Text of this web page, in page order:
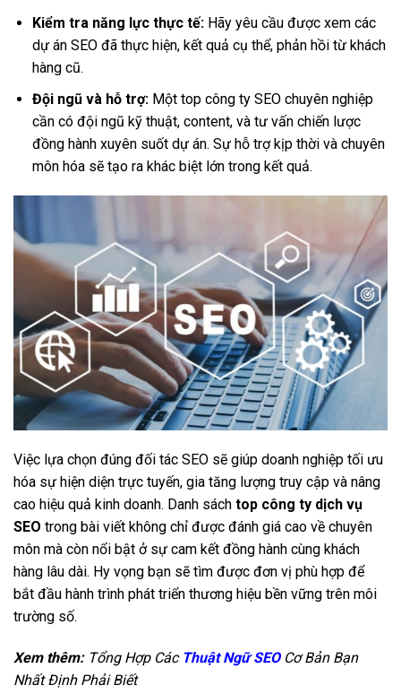
Kiểm tra năng lực thực tế:Hãy yêu cầu được xem các
dự án SEO đã thực hiện, kết quả cụ thể, phản hồi từ khách
hàng cũ.
Đội ngũ và hỗ trợ:Một top công ty SEO chuyên nghiệp
cần có đội ngũ kỹ thuật, content, và tư vấn chiến lược
đồng hành xuyên suốt dự án. Sự hỗ trợ kịp thời và chuyên
môn hóa sẽ tạo ra khác biệt lớn trong kết quả.
Việc lựa chọn đúng đối tác SEO sẽ giúp doanh nghiệp tối ưu
hóa sự hiện diện trực tuyến, gia tăng lượng truy cập và nâng
cao hiệu quả kinh doanh. Danh sách top công ty dịch vụ
SEO trong bài viết không chỉ được đánh giá cao về chuyên
môn mà còn nổi bật ở sự cam kết đồng hành cùng khách
hàng lâu dài. Hy vọng bạn sẽ tìm được đơn vị phù hợp để
bắt đầu hành trình phát triển thương hiệu bền vững trên môi
trường số.
Xem thêm: Tổng Hợp Các Thuật Ngữ SEO Cơ Bản Bạn
Nhất Định Phải Biết